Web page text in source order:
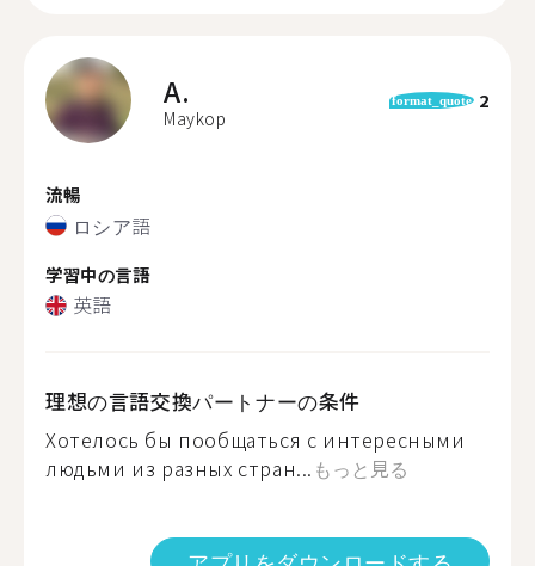
A.
Maykop
format_quote 2
流暢
ロシア語
学習中の言語
英語
理想の言語交換パートナーの条件
Хотелось бы пообщаться с интересными
людьми из разных стран... もっと見る